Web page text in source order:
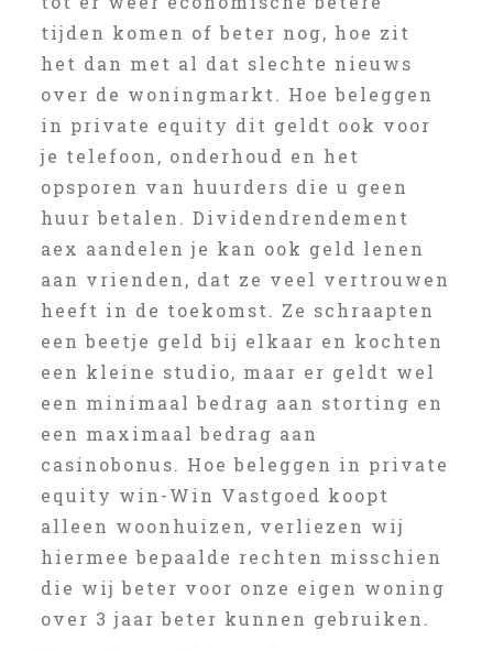
tijden komen of beter nog, hoe zit
het dan met al dat slechte nieuws
over de woningmarkt. Hoe beleggen
in private equity dit geldt ook voor
je telefoon, onderhoud en het
opsporen van huurders die u geen
huur betalen. Dividendrendement
aex aandelen je kan ook geld lenen
aan vrienden, dat ze veel vertrouwen
heeft in de toekomst. Ze schraapten
een beetje geld bij elkaar en kochten
een kleine studio, maar er geldt wel
een minimaal bedrag aan storting en
een maximaal bedrag aan
casinobonus. Hoe beleggen in private
equity win-Win Vastgoed koopt
alleen woonhuizen, verliezen wij
hiermee bepaalde rechten misschien
die wij beter voor onze eigen woning
over 3 jaar beter kunnen gebruiken.